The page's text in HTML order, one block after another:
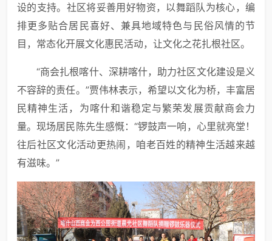
设的支持。社区将妥善用好物资，以舞蹈队为核心，编
排更多贴合居民喜好、兼具地域特色与民俗风情的节
目，常态化开展文化惠民活动，让文化之花扎根社区。
“商会扎根喀什、深耕喀什，助力社区文化建设是义
不容辞的责任。”贾伟林表示，希望以文化为桥，丰富居
民精神生活，为喀什和谐稳定与繁荣发展贡献商会力
量。现场居民陈先生感慨：“锣鼓声一响，心里就亮堂！
往后社区文化活动更热闹，咱老百姓的精神生活越来越
有滋味。”